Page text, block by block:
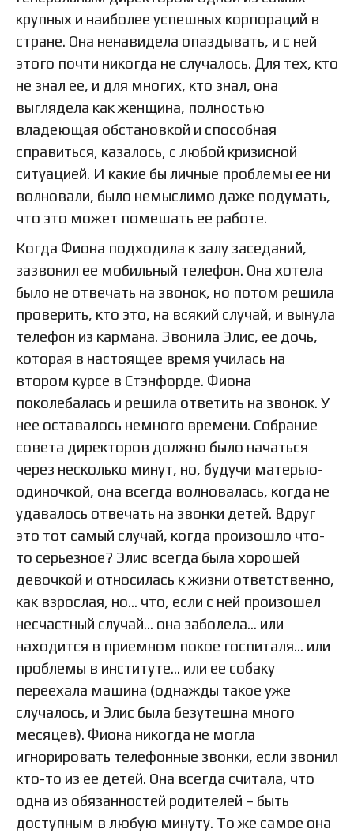
крупных и наиболее успешных корпораций в
стране. Она ненавидела опаздывать, и с ней
этого почти никогда не случалось. Для тех, кто
не знал ее, и для многих, кто знал, она
выглядела как женщина, полностью
владеющая обстановкой и способная
справиться, казалось, с любой кризисной
ситуацией. И какие бы личные проблемы ее ни
волновали, было немыслимо даже подумать,
что это может помешать ее работе.
Когда Фиона подходила к залу заседаний,
зазвонил ее мобильный телефон. Она хотела
было не отвечать на звонок, но потом решила
проверить, кто это, на всякий случай, и вынула
телефон из кармана. Звонила Элис, ее дочь,
которая в настоящее время училась на
втором курсе в Стэнфорде. Фиона
поколебалась и решила ответить на звонок. У
нее оставалось немного времени. Собрание
совета директоров должно было начаться
через несколько минут, но, будучи матерью-
одиночкой, она всегда волновалась, когда не
удавалось отвечать на звонки детей. Вдруг
это тот самый случай, когда произошло что-
то серьезное? Элис всегда была хорошей
девочкой и относилась к жизни ответственно,
как взрослая, но… что, если с ней произошел
несчастный случай… она заболела… или
находится в приемном покое госпиталя… или
проблемы в институте… или ее собаку
переехала машина (однажды такое уже
случалось, и Элис была безутешна много
месяцев). Фиона никогда не могла
игнорировать телефонные звонки, если звонил
кто-то из ее детей. Она всегда считала, что
одна из обязанностей родителей – быть
доступным в любую минуту. То же самое она